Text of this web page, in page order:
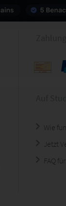
Wie
Jetzt
FAQ